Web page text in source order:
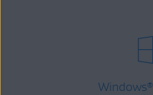
Windows®